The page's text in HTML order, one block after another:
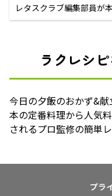
レタスクラブ編集部員が
ラクレシ
今日の夕飯のおかず&
本の定番料理から人気
されるプロ監修の簡単
プラ